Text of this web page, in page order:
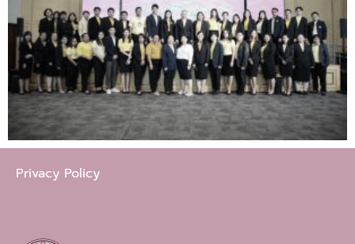
Privacy Policy